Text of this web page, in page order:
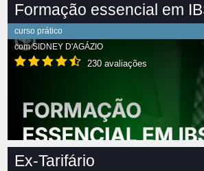
Formação essencial em
curso prático
comSIDNEY D'AGÁZIO
230 avaliações
Ex-Tarifário